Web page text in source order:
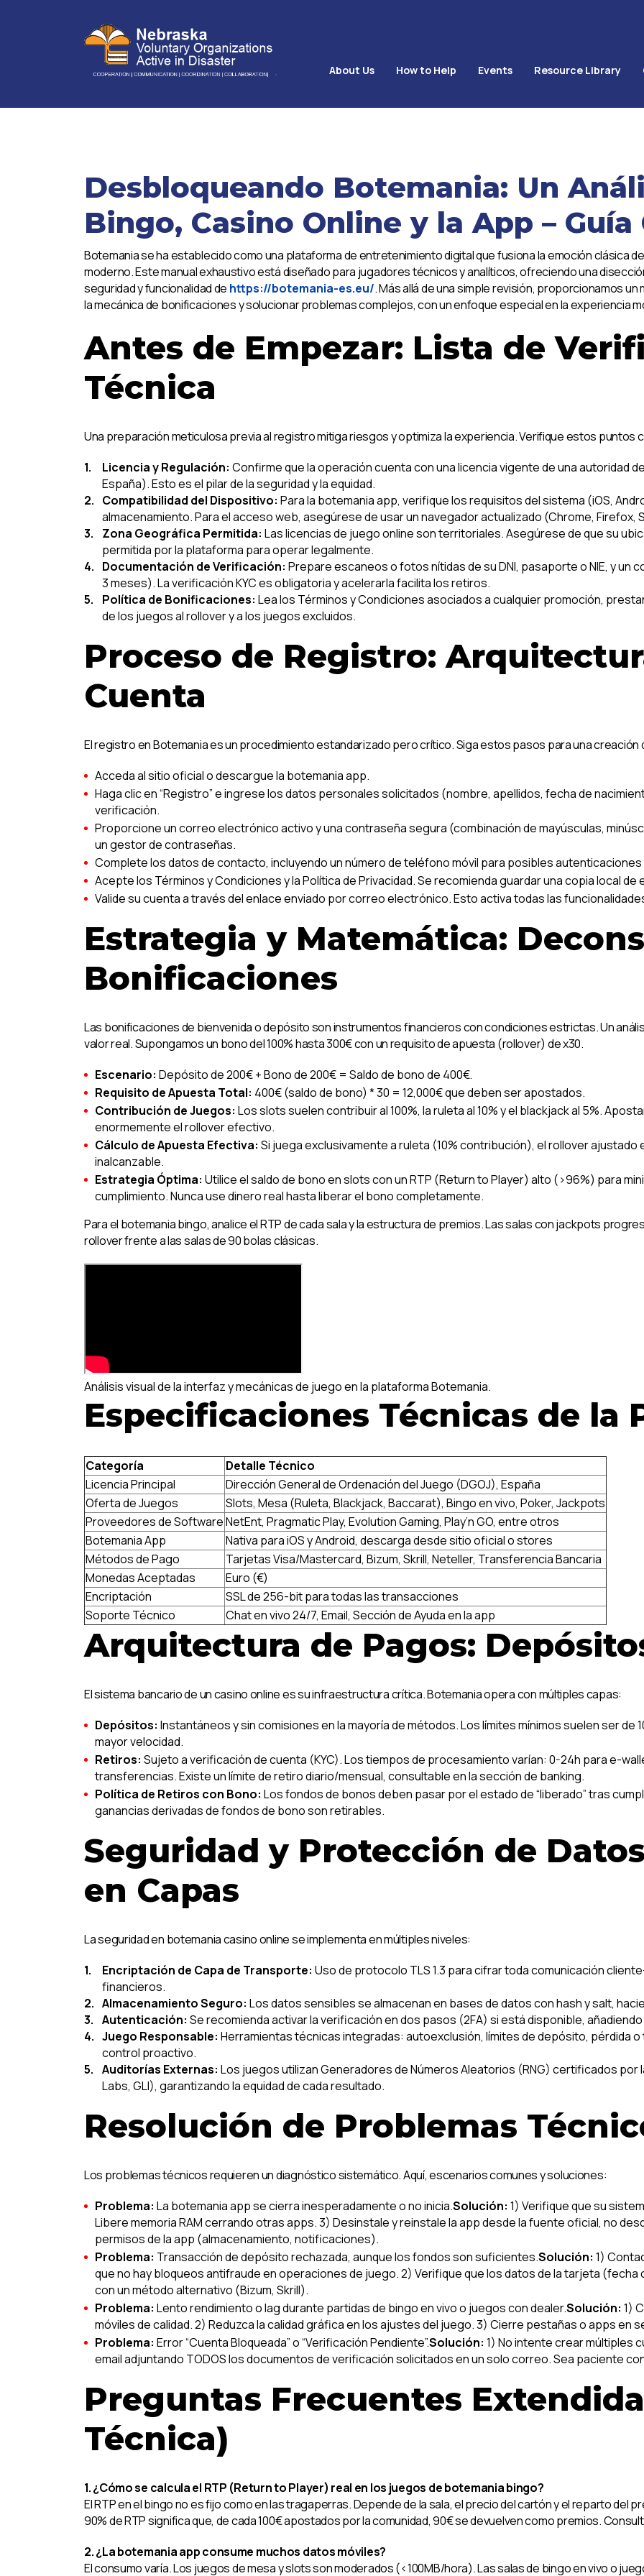
About Us How to Help Events Resource Library
Desbloqueando Botemania: Un
Bingo, Casino Online y la App –
Botemania se ha establecido como una plataforma de entretenimiento digital que fusiona la emoción clásica
moderno. Este manual exhaustivo está diseñado para jugadores técnicos y analíticos, ofreciendo una
seguridad y funcionalidad de https://botemania-es.eu/. Más allá de una simple revisión, proporcionamos
la mecánica de bonificaciones y solucionar problemas complejos, con un enfoque especial en la experiencia
Antes de Empezar: Lista de
Técnica
Una preparación meticulosa previa al registro mitiga riesgos y optimiza la experiencia. Verifique estos puntos
Licencia y Regulación: Confirme que la operación cuenta con una licencia vigente de una autoridad
España). Esto es el pilar de la seguridad y la equidad.
Compatibilidad del Dispositivo: Para la botemania app, verifique los requisitos del sistema (iOS,
almacenamiento. Para el acceso web, asegúrese de usar un navegador actualizado (Chrome, Firefox,
Zona Geográfica Permitida: Las licencias de juego online son territoriales. Asegúrese de que su
permitida por la plataforma para operar legalmente.
Documentación de Verificación: Prepare escaneos o fotos nítidas de su DNI, pasaporte o NIE, y un
3 meses). La verificación KYC es obligatoria y acelerarla facilita los retiros.
Política de Bonificaciones: Lea los Términos y Condiciones asociados a cualquier promoción,
de los juegos al rollover y a los juegos excluidos.
Proceso de Registro:
Cuenta
El registro en Botemania es un procedimiento estandarizado pero crítico. Siga estos pasos para una
Acceda al sitio oficial o descargue la botemania app.
Haga clic en “Registro” e ingrese los datos personales solicitados (nombre, apellidos, fecha de
verificación.
Proporcione un correo electrónico activo y una contraseña segura (combinación de mayúsculas,
un gestor de contraseñas.
Complete los datos de contacto, incluyendo un número de teléfono móvil para posibles
Acepte los Términos y Condiciones y la Política de Privacidad. Se recomienda guardar una copia local
Valide su cuenta a través del enlace enviado por correo electrónico. Esto activa todas las
Estrategia y Matemática:
Bonificaciones
Las bonificaciones de bienvenida o depósito son instrumentos financieros con condiciones estrictas. Un
valor real. Supongamos un bono del 100% hasta 300€ con un requisito de apuesta (rollover) de x30.
Escenario: Depósito de 200€ + Bono de 200€ = Saldo de bono de 400€.
Requisito de Apuesta Total: 400€ (saldo de bono) * 30 = 12,000€ que deben ser apostados.
Contribución de Juegos: Los slots suelen contribuir al 100%, la ruleta al 10% y el blackjack al 5%.
enormemente el rollover efectivo.
Cálculo de Apuesta Efectiva: Si juega exclusivamente a ruleta (10% contribución), el rollover ajustado
inalcanzable.
Estrategia Óptima: Utilice el saldo de bono en slots con un RTP (Return to Player) alto (>96%) para
cumplimiento. Nunca use dinero real hasta liberar el bono completamente.
Para el botemania bingo, analice el RTP de cada sala y la estructura de premios. Las salas con jackpots
rollover frente a las salas de 90 bolas clásicas.
Análisis visual de la interfaz y mecánicas de juego en la plataforma Botemania.
Especificaciones Técnicas de la
Categoría
Detalle Técnico
Licencia Principal
Dirección General de Ordenación del Juego (DGOJ), España
Oferta de Juegos
Slots, Mesa (Ruleta, Blackjack, Baccarat), Bingo en vivo, Poker, Jackpots
Proveedores de SoftwareNetEnt, Pragmatic Play, Evolution Gaming, Play’n GO, entre otros
Botemania App
Nativa para iOS y Android, descarga desde sitio oficial o stores
Métodos de Pago
Tarjetas Visa/Mastercard, Bizum, Skrill, Neteller, Transferencia Bancaria
Monedas Aceptadas
Euro (€)
Encriptación
SSL de 256-bit para todas las transacciones
Soporte Técnico
Chat en vivo 24/7, Email, Sección de Ayuda en la app
Arquitectura de Pagos:
El sistema bancario de un casino online es su infraestructura crítica. Botemania opera con múltiples capas:
Depósitos: Instantáneos y sin comisiones en la mayoría de métodos. Los límites mínimos suelen ser de
mayor velocidad.
Retiros: Sujeto a verificación de cuenta (KYC). Los tiempos de procesamiento varían: 0-24h para e-
transferencias. Existe un límite de retiro diario/mensual, consultable en la sección de banking.
Política de Retiros con Bono: Los fondos de bonos deben pasar por el estado de “liberado” tras
ganancias derivadas de fondos de bono son retirables.
Seguridad y Protección de
en Capas
La seguridad en botemania casino online se implementa en múltiples niveles:
Encriptación de Capa de Transporte: Uso de protocolo TLS 1.3 para cifrar toda comunicación
financieros.
Almacenamiento Seguro: Los datos sensibles se almacenan en bases de datos con hash y salt,
Autenticación: Se recomienda activar la verificación en dos pasos (2FA) si está disponible,
Juego Responsable: Herramientas técnicas integradas: autoexclusión, límites de depósito, pérdida
control proactivo.
Auditorías Externas: Los juegos utilizan Generadores de Números Aleatorios (RNG) certificados
Labs, GLI), garantizando la equidad de cada resultado.
Resolución de Problemas
Los problemas técnicos requieren un diagnóstico sistemático. Aquí, escenarios comunes y soluciones:
Problema: La botemania app se cierra inesperadamente o no inicia.Solución: 1) Verifique que su
Libere memoria RAM cerrando otras apps. 3) Desinstale y reinstale la app desde la fuente oficial, no
permisos de la app (almacenamiento, notificaciones).
Problema: Transacción de depósito rechazada, aunque los fondos son suficientes.Solución: 1)
que no hay bloqueos antifraude en operaciones de juego. 2) Verifique que los datos de la tarjeta
con un método alternativo (Bizum, Skrill).
Problema: Lento rendimiento o lag durante partidas de bingo en vivo o juegos con dealer.Solución: 1)
móviles de calidad. 2) Reduzca la calidad gráfica en los ajustes del juego. 3) Cierre pestañas o apps en
Problema: Error “Cuenta Bloqueada” o “Verificación Pendiente”.Solución: 1) No intente crear múltiples
email adjuntando TODOS los documentos de verificación solicitados en un solo correo. Sea paciente
Preguntas Frecuentes
Técnica)
1. ¿Cómo se calcula el RTP (Return to Player) real en los juegos de botemania bingo?
El RTP en el bingo no es fijo como en las tragaperras. Depende de la sala, el precio del cartón y el reparto del
90% de RTP significa que, de cada 100€ apostados por la comunidad, 90€ se devuelven como premios.
2. ¿La botemania app consume muchos datos móviles?
El consumo varía. Los juegos de mesa y slots son moderados (<100MB/hora). Las salas de bingo en vivo o